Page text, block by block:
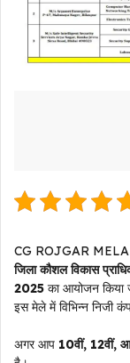
CG ROJGAR MELA
जिला कौशल विकास
2025 का आयोजन किया
इस मेले में विभिन्न निजी
अगर आप 10वीं, 12वीं,